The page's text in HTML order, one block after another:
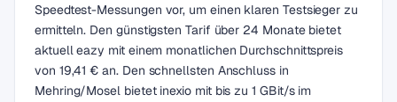
Speedtest-Messungen vor, um einen klaren Testsieger zu
ermitteln. Den günstigsten Tarif über 24 Monate bietet
aktuell eazy mit einem monatlichen Durchschnittspreis
von 19,41 € an. Den schnellsten Anschluss in
Mehring/Mosel bietet inexio mit bis zu 1 GBit/s im